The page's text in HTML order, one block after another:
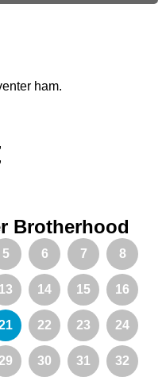
ham.
Brotherhood
5 6 7 8
13 14 15 16
22 23 24
30 31 32